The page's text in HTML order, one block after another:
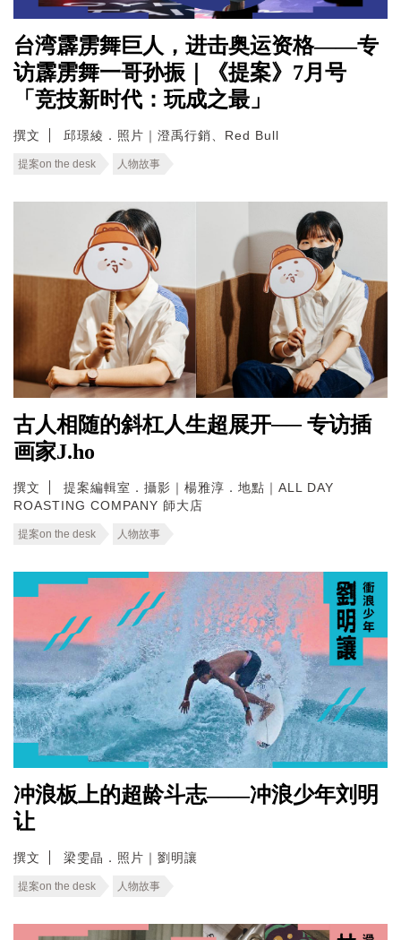
台湾霹雳舞巨人，进击奥运资格——专
访霹雳舞一哥孙振｜《提案》7月号
「竞技新时代：玩成之最」
撰文 邱璟綾．照片｜澄禹行銷、Red Bull
提案on the desk 人物故事
古人相随的斜杠人生超展开── 专访插
画家J.ho
撰文
提案編輯室．攝影｜楊雅淳．地點｜ALL DAY
ROASTING COMPANY 師大店
提案on the desk 人物故事
冲浪板上的超龄斗志——冲浪少年刘明
让
撰文 梁雯晶．照片｜劉明讓
提案on the desk 人物故事